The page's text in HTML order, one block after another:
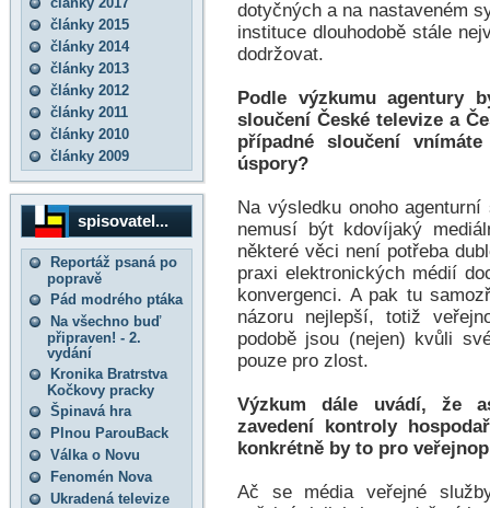
články 2015
články 2014
články 2013
články 2012
články 2011
články 2010
články 2009
spisovatel...
Reportáž psaná po
popravě
Pád modrého ptáka
Na všechno buď
připraven! - 2.
vydání
Kronika Bratrstva
Kočkovy pracky
Špinavá hra
Plnou ParouBack
Válka o Novu
Fenomén Nova
Ukradená televize
dotyčných a na nastaveném
instituce dlouhodobě stále
dodržovat.
Podle výzkumu
sloučení České televize a
případné sloučení
úspory?
Na výsledku onoho
nemusí být kdovíjaký
některé věci není potřeba
praxi elektronických médií
konvergenci. A pak tu
názoru nejlepší, totiž
podobě jsou (nejen) kvůli
pouze pro zlost.
Výzkum dále uvádí, že
zavedení kontroly
konkrétně by to pro
Ač se média veřejné